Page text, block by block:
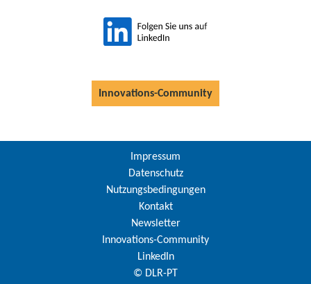
Innovations-Community
Impressum
Datenschutz
Nutzungsbedingungen
Kontakt
Newsletter
Innovations-Community
LinkedIn
© DLR-PT